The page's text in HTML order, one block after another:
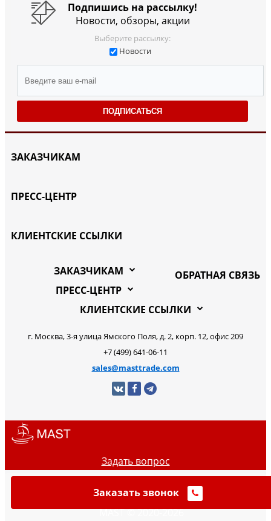
Подпишись на рассылку!
Новости, обзоры, акции
Выберите рассылку:
Новости
ПОДПИСАТЬСЯ
ЗАКАЗЧИКАМ
ПРЕСС-ЦЕНТР
КЛИЕНТСКИЕ ССЫЛКИ
ОБРАТНАЯ СВЯЗЬ
ЗАКАЗЧИКАМ
ПРЕСС-ЦЕНТР
КЛИЕНТСКИЕ ССЫЛКИ
г. Москва, 3-я улица Ямского Поля, д. 2, корп. 12, офис 209
+7 (499) 641-06-11
sales@masttrade.com
Задать вопрос
Заказать звонок
MAST © 2020-2026